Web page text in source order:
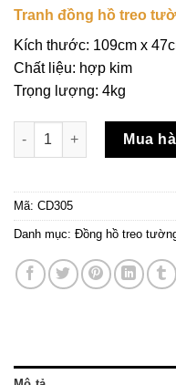
Tranh đồng hồ treo
Kích thước: 109cm x
Chất liệu: hợp kim
Trọng lượng: 4kg
Tranh đồng hồ treo
Mua
Mã: CD305
Danh mục: Đồng hồ treo